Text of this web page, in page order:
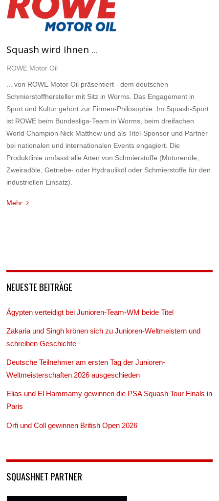
Squash wird Ihnen ...
ROWE Motor Oil
... von ROWE Motor Oil präsentiert - dem deutschen
Schmierstoffhersteller mit Sitz in Worms. Das Engagement in
Sport und Kultur gehört zur Firmen-Philosophie. Im Squash-Sport
ist ROWE beim Bundesliga-Team in Worms, beim dreifachen
World Champion Nick Matthew und als Titel-Sponsor und Partner
bei nationalen und internationalen Events engagiert. Die
Produktlinie umfasst alle Arten von Schmierstoffe (Motorenöle,
Zweiradöle, Getriebe- oder Hydrauliköl oder Schmierstoffe für den
industriellen Einsatz).
Mehr
NEUESTE BEITRÄGE
Ägypten verteidigt bei Junioren-Team-WM beide Titel
Zakaria und Singh krönen sich zu Junioren-Weltmeistern und
schreiben Geschichte
Deutsche Teilnehmer am ersten Tag der Junioren-
Weltmeisterschaften 2026 ausgeschieden
Elias und El Hammamy gewinnen die PSA Squash Tour Finals in
Paris
Orfi und Coll gewinnen British Open 2026
SQUASHNET PARTNER